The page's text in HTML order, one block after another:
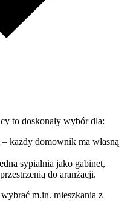
to doskonały wybór dla:
każdy domownik ma własną
sypialnia jako gabinet,
do aranżacji.
m.in. mieszkania z